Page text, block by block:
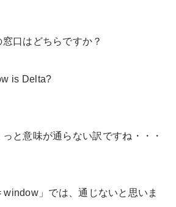
口はどちらですか？
is Delta?
と意味が通らない訳ですね・・・
window」では、通じないと思いま